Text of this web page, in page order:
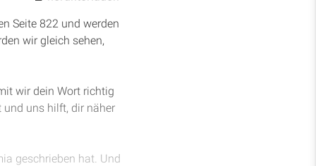
Seite 822 und werden
wir gleich sehen,
wir dein Wort richtig
uns hilft, dir näher
geschrieben hat. Und